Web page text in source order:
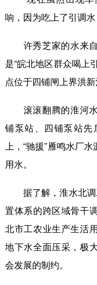
响，因为吃上了引调水
许秀芝家的水来自
是“皖北地区群众喝上
点位于四铺闸上界洪
滚滚翻腾的淮河水
铺泵站、四铺泵站
上，“驰援”雁鸣水厂
用水。
据了解，淮水北调
置体系的跨区域骨干
北市工农业生产生活
地下水全面压采，极
会发展的制约。